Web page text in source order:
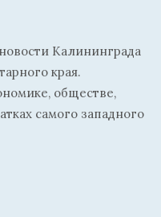
Калининграда
края.
обществе,
самого западного